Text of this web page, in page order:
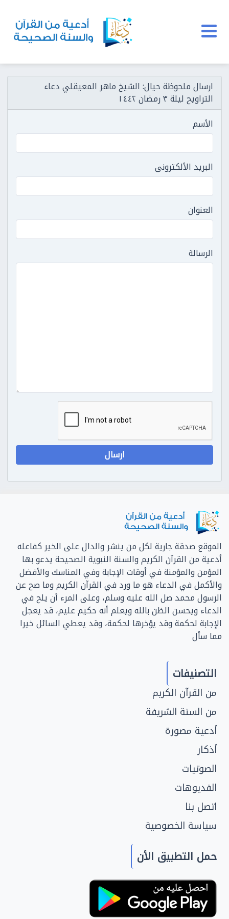
ارسال ملحوظة حيال: الشيخ ماهر المعيقلي دعاء
التراويح ليلة ٣ رمضان ١٤٤٢
الأسم
البريد الألكترونى
العنوان
الرسالة
الموقع صدقة جارية لكل من ينشر والدال على الخير كفاعله
أدعية من القرآن الكريم والسنة النبوية الصحيحة يدعو بها
المؤمن والمؤمنة في أوقات الإجابة وفي المناسك والأفضل
والأكمل في الدعاء هو ما ورد في القرآن الكريم وما صح عن
الرسول محمد صل الله عليه وسلم، وعلى المرء أن يلح في
الدعاء ويحسن الظن بالله ويعلم أنه حكيم عليم، قد يعجل
الإجابة لحكمة وقد يؤخرها لحكمة، وقد يعطي السائل خيرا
مما سأل
التصنيفات
من القرآن الكريم
من السنة الشريفة
أدعية مصورة
أذكار
الصوتيات
الفديوهات
اتصل بنا
سياسة الخصوصية
حمل التطبيق الأن